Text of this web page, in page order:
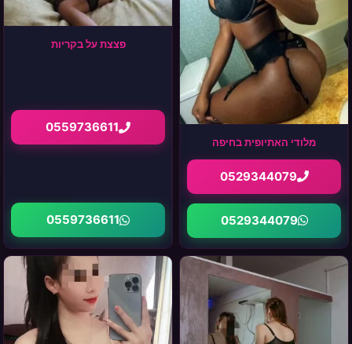
מלודי האתיופית בחיפה
0529344079
0529344079
פצצת על בקריות
0559736611
0559736611